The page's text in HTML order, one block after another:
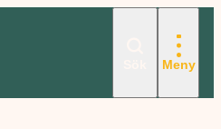
Meny